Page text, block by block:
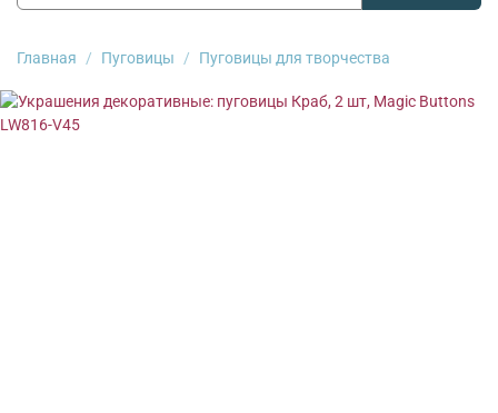
Главная Пуговицы Пуговицы для творчества